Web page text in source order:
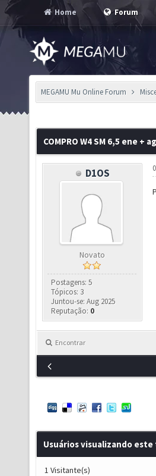
Home Forum
MEGAMU Mu Online Forum
COMPRO W4 SM 6,5 ene +
D1OS
Novato
Postagens: 5
Tópicos: 3
Juntou-se: Aug 2025
Reputação: 0
Encontrar
Usuários visualizando
1 Visitante(s)